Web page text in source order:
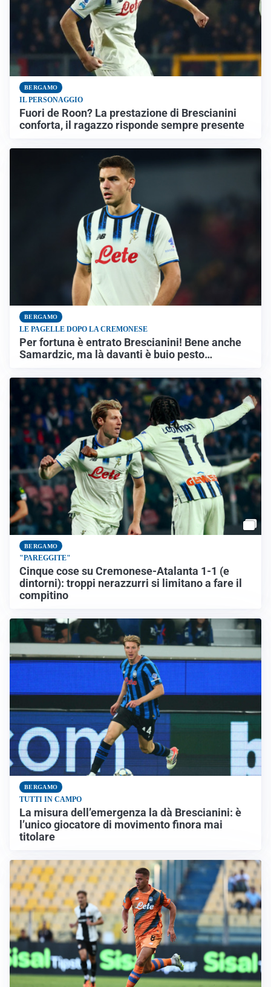
BERGAMO
IL PERSONAGGIO
Fuori de Roon? La prestazione di Brescianini
conforta, il ragazzo risponde sempre presente
BERGAMO
LE PAGELLE DOPO LA CREMONESE
Per fortuna è entrato Brescianini! Bene anche
Samardzic, ma là davanti è buio pesto…
BERGAMO
"PAREGGITE"
Cinque cose su Cremonese-Atalanta 1-1 (e
dintorni): troppi nerazzurri si limitano a fare il
compitino
BERGAMO
TUTTI IN CAMPO
La misura dell’emergenza la dà Brescianini: è
l’unico giocatore di movimento finora mai
titolare